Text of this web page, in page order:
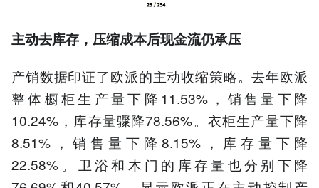
主动去库存，压缩成本后现金流仍承压
产销数据印证了欧派的主动收缩策略。去年欧派
整体橱柜生产量下降11.53%，销售量下降
10.24%，库存量骤降78.56%。衣柜生产量下降
8.51%，销售量下降8.15%，库存量下降
22.58%。卫浴和木门的库存量也分别下降